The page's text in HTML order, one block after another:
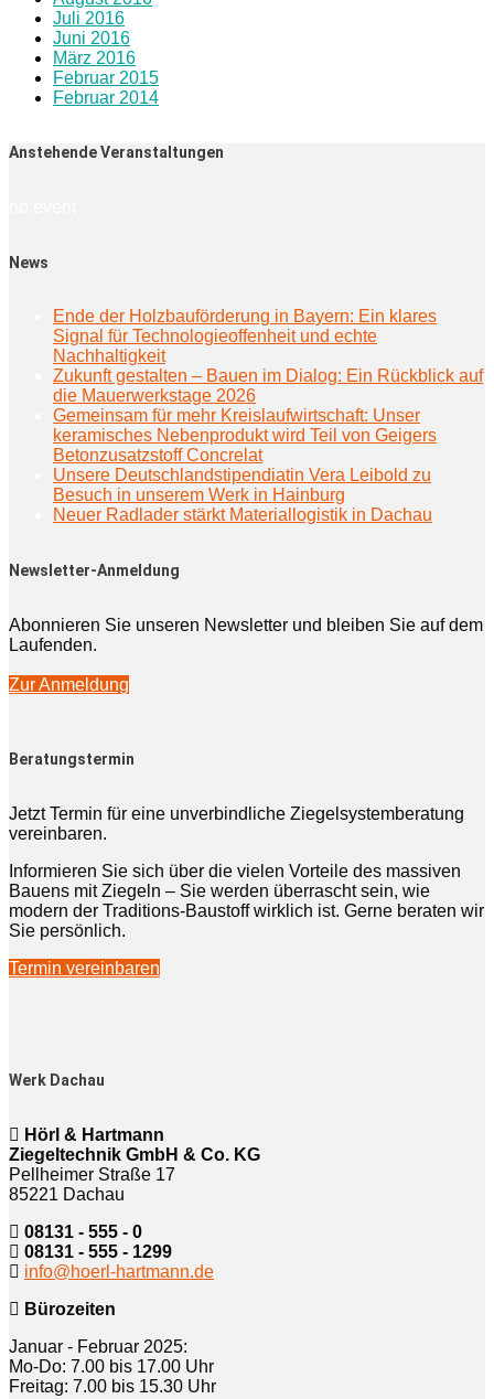
Juli 2016
Juni 2016
März 2016
Februar 2015
Februar 2014
Anstehende Veranstaltungen
News
Ende der Holzbauförderung in Bayern: Ein klares
Signal für Technologieoffenheit und echte
Nachhaltigkeit
Zukunft gestalten – Bauen im Dialog: Ein Rückblick auf
die Mauerwerkstage 2026
Gemeinsam für mehr Kreislaufwirtschaft: Unser
keramisches Nebenprodukt wird Teil von Geigers
Betonzusatzstoff Concrelat
Unsere Deutschlandstipendiatin Vera Leibold zu
Besuch in unserem Werk in Hainburg
Neuer Radlader stärkt Materiallogistik in Dachau
Newsletter-Anmeldung
Abonnieren Sie unseren Newsletter und bleiben Sie auf dem
Laufenden.
Zur Anmeldung
Beratungstermin
Jetzt Termin für eine unverbindliche Ziegelsystemberatung
vereinbaren.
Informieren Sie sich über die vielen Vorteile des massiven
Bauens mit Ziegeln – Sie werden überrascht sein, wie
modern der Traditions-Baustoff wirklich ist. Gerne beraten wir
Sie persönlich.
Termin vereinbaren
Werk Dachau
Hörl & Hartmann
Ziegeltechnik GmbH & Co. KG
Pellheimer Straße 17
85221 Dachau
08131 - 555 - 0
08131 - 555 - 1299
info@hoerl-hartmann.de
Bürozeiten
Januar - Februar 2025:
Mo-Do: 7.00 bis 17.00 Uhr
Freitag: 7.00 bis 15.30 Uhr